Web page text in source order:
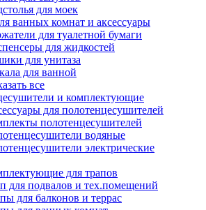
для моек
ванных комнат и аксессуары
для туалетной бумаги
для жидкостей
для унитаза
для ванной
все
и комплектующие
для полотенцесушителей
полотенцесушителей
водяные
электрические
для трапов
для подвалов и тех.помещений
для балконов и террас